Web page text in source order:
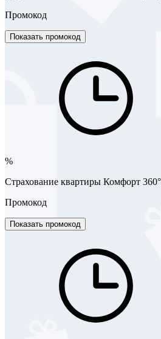
Промокод
Показать промокод
%
Страхование квартиры Комфорт
Промокод
Показать промокод